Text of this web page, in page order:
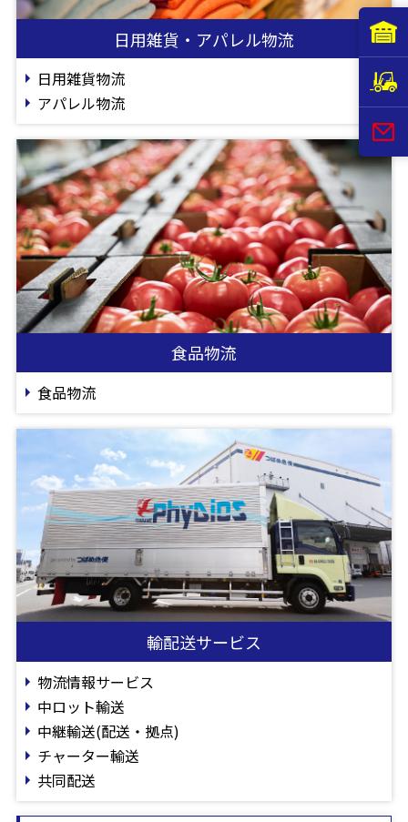
日用雑貨・アパレル物流
日用雑貨物流
アパレル物流
食品物流
食品物流
輸配送サービス
物流情報サービス
中ロット輸送
中継輸送(配送・拠点)
チャーター輸送
共同配送